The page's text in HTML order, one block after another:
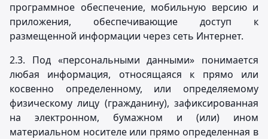
программное обеспечение, мобильную версию и
приложения, обеспечивающие доступ к
размещенной информации через сеть Интернет.
2.3. Под «персональными данными» понимается
любая информация, относящаяся к прямо или
косвенно определенному, или определяемому
физическому лицу (гражданину), зафиксированная
на электронном, бумажном и (или) ином
материальном носителе или прямо определенная в